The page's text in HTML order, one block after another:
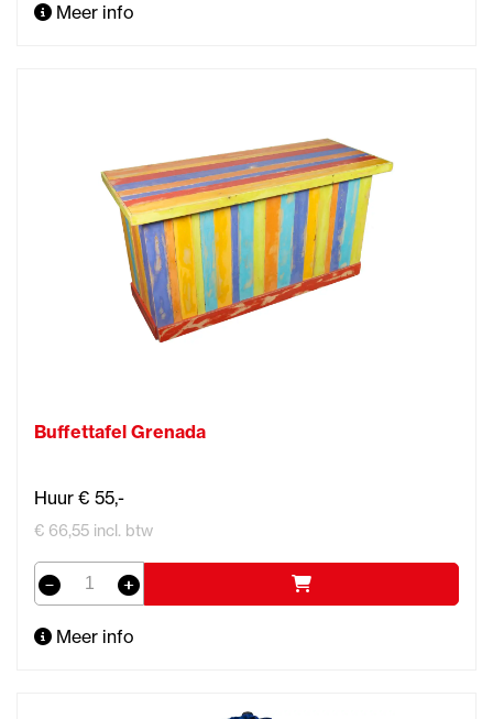
Meer info
Buffettafel Grenada
Huur € 55,-
€ 66,55 incl. btw
Meer info